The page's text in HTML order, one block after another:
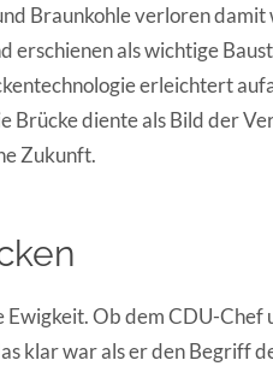
Braunkohle verloren damit
erschienen als wichtige
erleichtert
Brücke diente als Bild der
Zukunft.
Ob dem CDU-Chef
klar war als er den Begriff